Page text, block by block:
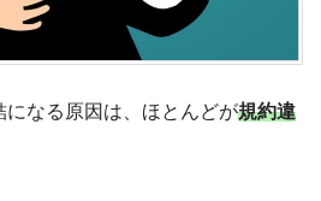
なる原因は、ほとんどが規約違